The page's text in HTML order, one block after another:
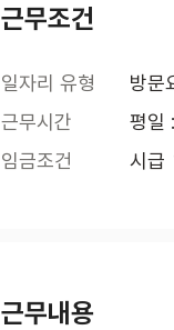
근무조건
일자리 유형
방문
근무시간
평일
임금조건
시급
근무내용